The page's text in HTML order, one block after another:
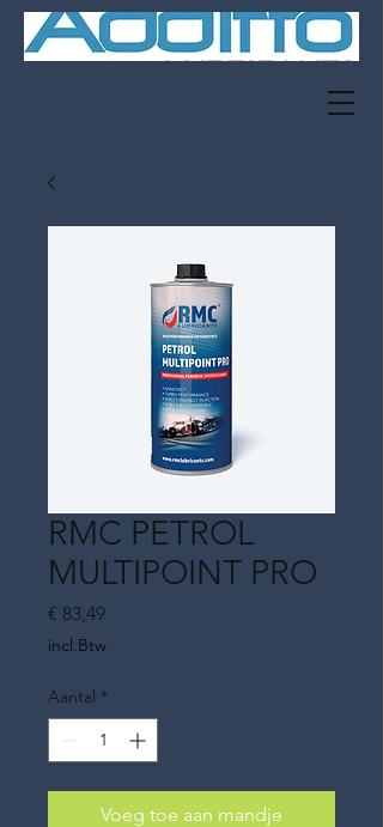
RMC PETROL
MULTIPOINT PRO
€ 83,49Prijs
incl.Btw
Aantal *
Voeg toe aan mandje